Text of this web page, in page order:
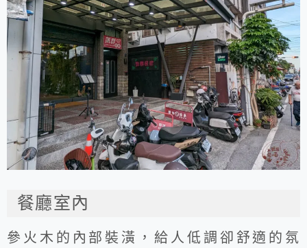
餐廳室內
參火木的內部裝潢，給人低調卻舒適的氛